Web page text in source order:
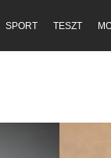
SPORT TESZT